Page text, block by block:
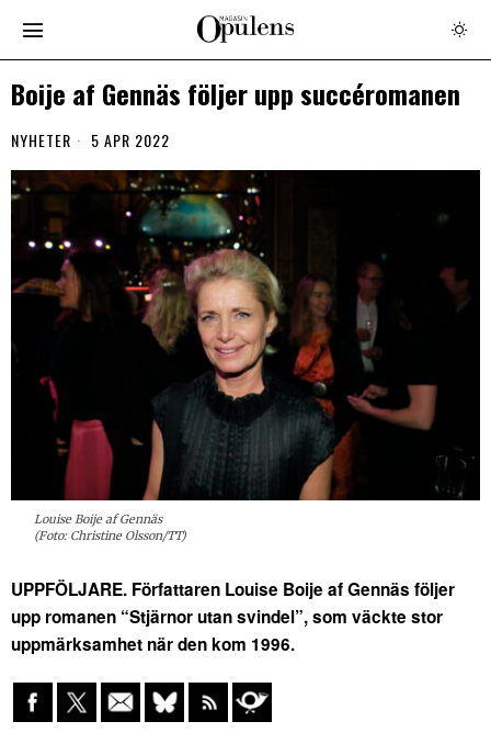
Boije af Gennäs följer upp succéromanen
NYHETER 5 APR 2022
Louise Boije af Gennäs
(Foto: Christine Olsson/TT)
UPPFÖLJARE. Författaren Louise Boije af Gennäs följer
upp romanen “Stjärnor utan svindel”, som väckte stor
uppmärksamhet när den kom 1996.